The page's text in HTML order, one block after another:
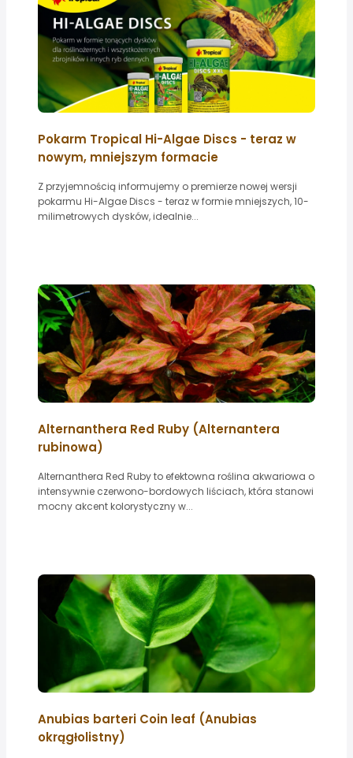
Pokarm Tropical Hi-Algae Discs - teraz w
nowym, mniejszym formacie
Z przyjemnością informujemy o premierze nowej wersji
pokarmu Hi-Algae Discs - teraz w formie mniejszych, 10-
milimetrowych dysków, idealnie...
Alternanthera Red Ruby (Alternantera
rubinowa)
Alternanthera Red Ruby to efektowna roślina akwariowa o
intensywnie czerwono-bordowych liściach, która stanowi
mocny akcent kolorystyczny w...
Anubias barteri Coin leaf (Anubias
okrągłolistny)